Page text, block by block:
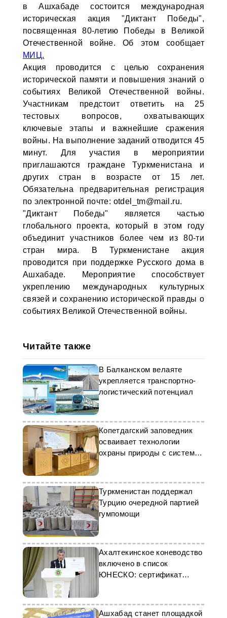
в Ашхабаде состоится международная
историческая акция "Диктант Победы",
посвященная 80-летию Победы в Великой
Отечественной войне. Об этом сообщает
МИЦ.
Акция проводится с целью сохранения
исторической памяти и повышения знаний о
событиях Великой Отечественной войны.
Участникам предстоит ответить на 25
тестовых вопросов, охватывающих
ключевые этапы и важнейшие сражения
войны. На выполнение заданий отводится 45
минут. Для участия в мероприятии
приглашаются граждане Туркменистана и
других стран в возрасте от 15 лет.
Обязательна предварительная регистрация
по электронной почте: otdel_tm@mail.ru.
"Диктант Победы" является частью
глобального проекта, который в этом году
объединит участников более чем из 80-ти
стран мира. В Туркменистане акция
проводится при поддержке Русского дома в
Ашхабаде. Мероприятие способствует
укреплению международных культурных
связей и сохранению исторической правды о
событиях Великой Отечественной войны.
Читайте также
В Балканском велаяте
укрепляется транспортно-
логистический потенциал
Копетдагский заповедник
осваивает технологии
охраны природы с системой
SMART
Туркменистан поддержал
Турцию очередной партией
гумпомощи
Ахалтекинское коневодство
включено в список
ЮНЕСКО: сертификат
Ашхабад станет площадкой